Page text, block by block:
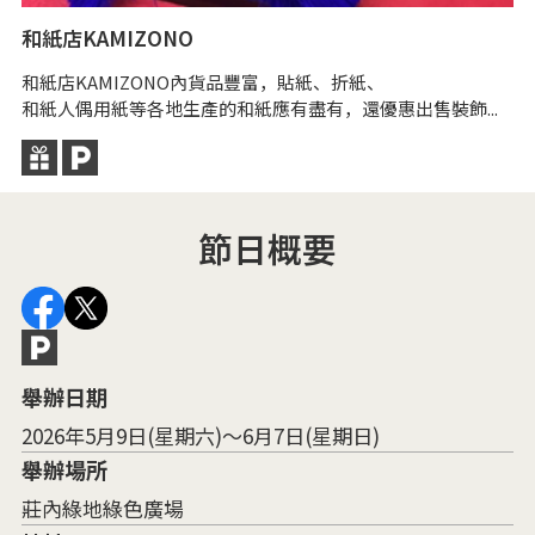
和紙店KAMIZONO
和紙店KAMIZONO內貨品豐富，貼紙、折紙、
和紙人偶用紙等各地生產的和紙應有盡有，還優惠出售裝飾...
節日概要
舉辦日期
2026年5月9日(星期六)～6月7日(星期日)
舉辦場所
莊內綠地綠色廣場